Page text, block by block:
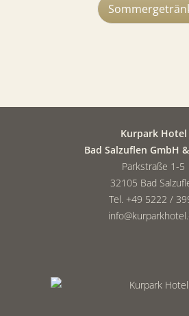
Kurpark Hotel
Bad Salzuflen GmbH
Parkstraße 1-5
32105 Bad
Tel. +49 5222 /